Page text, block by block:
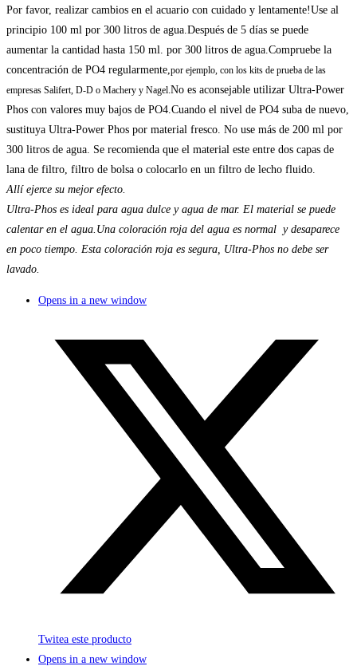
Por favor, realizar cambios en el acuario con cuidado y lentamente!Use al
principio 100 ml por 300 litros de agua.Después de 5 días se puede
aumentar la cantidad hasta 150 ml. por 300 litros de agua.Compruebe la
concentración de PO4 regularmente,por ejemplo, con los kits de prueba de las
empresas Salifert, D-D o Machery y Nagel.No es aconsejable utilizar Ultra-Power
Phos con valores muy bajos de PO4.Cuando el nivel de PO4 suba de nuevo,
sustituya Ultra-Power Phos por material fresco. No use más de 200 ml por
300 litros de agua. Se recomienda que el material este entre dos capas de
lana de filtro, filtro de bolsa o colocarlo en un filtro de lecho fluido.
Allí ejerce su mejor efecto.
Ultra-Phos es ideal para agua dulce y agua de mar. El material se puede
calentar en el agua.Una coloración roja del agua es normal y desaparece
en poco tiempo. Esta coloración roja es segura, Ultra-Phos no debe ser
lavado.
Opens in a new window
Twitea este producto
Opens in a new window